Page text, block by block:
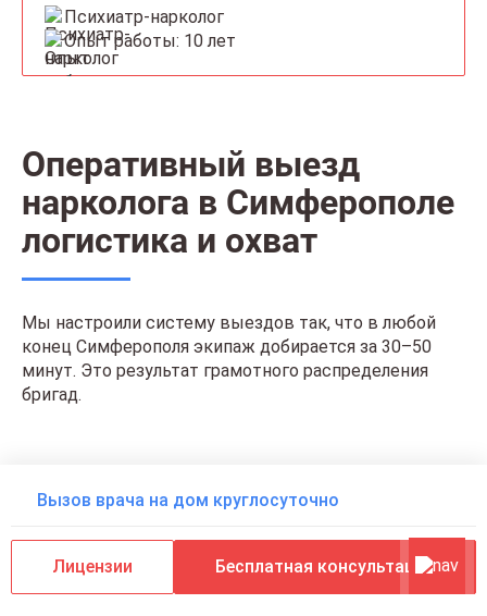
Психиатр-нарколог
Опыт работы: 10 лет
Вызов врача на дом круглосуточно
Лицензии Бесплатная консультация
Оперативный выезд
нарколога в Симферополе
логистика и охват
Мы настроили систему выездов так, что в любой
конец Симферополя экипаж добирается за 30–50
минут. Это результат грамотного распределения
бригад.
+7 (800) 200-24-75